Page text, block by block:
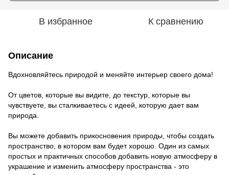
В избранное К сравнению
Описание
Вдохновляйтесь природой и меняйте интерьер своего дома!
От цветов, которые вы видите, до текстур, которые вы
чувствуете, вы сталкиваетесь с идеей, которую дает вам
природа.
Вы можете добавить прикосновения природы, чтобы создать
пространство, в котором вам будет хорошо. Один из самых
простых и практичных способов добавить новую атмосферу в
украшение и изменить атмосферу пространства - это